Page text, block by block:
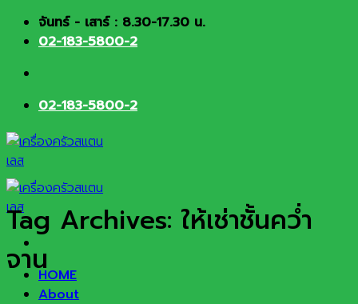
Skip จันทร์ - เสาร์ : 8.30-17.30 น.
02-183-5800-2
02-183-5800-2
HOME
About
Tag Archives: ให้เช่าชั้นคว่ำ
จาน